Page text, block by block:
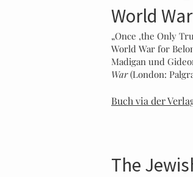
World War
„Once ‚the Only
World War for
Madigan und
War(London:
Buch via der
The